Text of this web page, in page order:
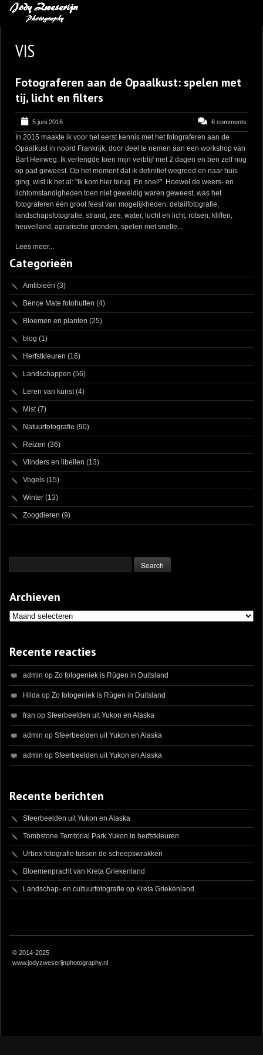
BLOG
LEREN VAN KUNST
BENCE MATE FOTOHUTTEN
OVER MIJ
CONTACT
VIS
Fotograferen aan de Opaalkust: spelen met
tij, licht en filters
5 juni 2016 6 comments
In 2015 maakte ik voor het eerst kennis met het fotograferen aan de
Opaalkust in noord Frankrijk, door deel te nemen aan een workshop van
Bart Heirweg. Ik verlengde toen mijn verblijf met 2 dagen en ben zelf nog
op pad geweest. Op het moment dat ik definitief wegreed en naar huis
ging, wist ik het al: "Ik kom hier terug. En snel!". Hoewel de weers- en
lichtomstandigheden toen niet geweldig waren geweest, was het
fotograferen één groot feest van mogelijkheden: detailfotografie,
landschapsfotografie, strand, zee, water, lucht en licht, rotsen, kliffen,
heuvelland, agrarische gronden, spelen met snelle...
Lees meer...
Categorieën
Amfibieën (3)
Bence Mate fotohutten (4)
Bloemen en planten (25)
blog (1)
Herfstkleuren (16)
Landschappen (56)
Leren van kunst(4)
Mist(7)
Natuurfotografie (90)
Reizen (36)
Vlinders en libellen (13)
Vogels (15)
Winter (13)
Zoogdieren (9)
Archieven
Archieven
Recente reacties
admin op Zo fotogeniek is Rügen in Duitsland
Hilda op Zo fotogeniek is Rügen in Duitsland
fran op Sfeerbeelden uit Yukon en Alaska
admin op Sfeerbeelden uit Yukon en Alaska
admin op Sfeerbeelden uit Yukon en Alaska
Recente berichten
Sfeerbeelden uit Yukon en Alaska
Tombstone Territorial Park Yukon in herfstkleuren
Urbex fotografie tussen de scheepswrakken
Bloemenpracht van Kreta Griekenland
Landschap- en cultuurfotografie op Kreta Griekenland
© 2014-2025
www.jodyzweserijnphotography.nl